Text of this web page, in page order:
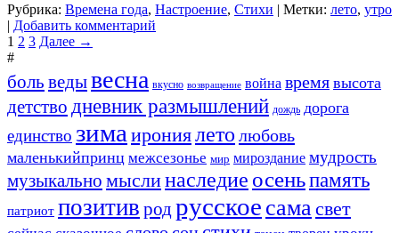
Рубрика: Времена года, Настроение, Стихи | Метки: лето, утро
| Добавить комментарий
1 2 3 Далее →
#
боль ведывесна вкусно возвращение война время высота
детство дневник размышлений дождь дорога
единство зима ирониялето любовь
маленькийпринц межсезонье мир мироздание мудрость
музыкально мыслинаследие осеньпамять
патриот позитив род русское сама свет